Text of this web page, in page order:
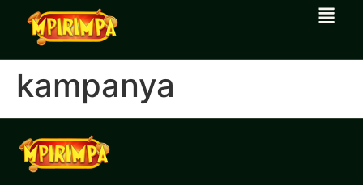
kampanya